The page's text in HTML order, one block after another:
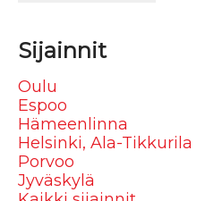
Sijainnit
Oulu
Espoo
Hämeenlinna
Helsinki, Ala-Tikkurila
Porvoo
Jyväskylä